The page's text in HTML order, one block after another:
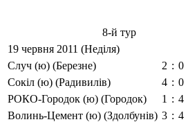
8-й тур
19 червня 2011 (Неділя)
Случ (ю) (Березне)
2 : 0
Сокіл (ю) (Радивилів)
4 : 0
РОКО-Городок (ю) (Городок)
1 : 4
Волинь-Цемент (ю) (Здолбунів) 3 : 4